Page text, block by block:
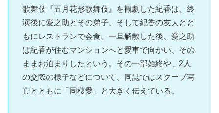
歌舞伎『五月花形歌舞伎』を観劇した紀香は、終
演後に愛之助とその弟子、そして紀香の友人とと
もにレストランで会食。一旦解散した後、愛之助
は紀香が住むマンションへと愛車で向かい、その
ままお泊まりしたという。その一部始終や、2人
の交際の様子などについて、同誌ではスクープ写
真とともに「同棲愛」と大きく伝えている。